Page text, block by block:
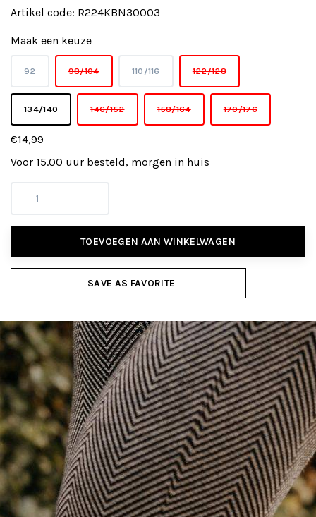
Artikel code: R224KBN30003
Maak een keuze
92 98/104 110/116 122/128
134/140 146/152 158/164 170/176
€14,99
Voor 15.00 uur besteld, morgen in huis
TOEVOEGEN AAN WINKELWAGEN
SAVE AS FAVORITE